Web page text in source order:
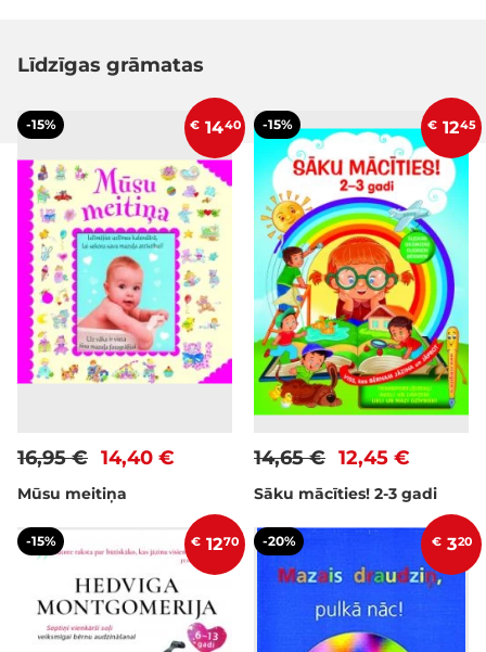
Līdzīgas grāmatas
-15% € 1440
14,40 €
16,95 €
Mūsu meitiņa
-15% € 1245
12,45 €
14,65 €
Sāku mācīties! 2-3 gadi
-15% € 1270 -20% € 320